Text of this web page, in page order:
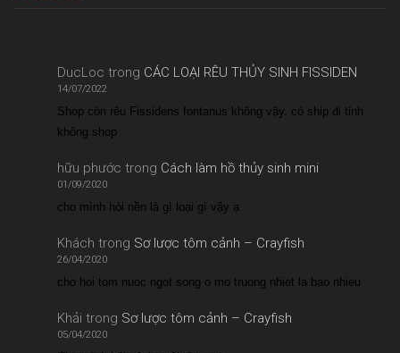
DucLoc trong CÁC LOẠI RÊU THỦY SINH FISSIDEN
14/07/2022
Shop còn rêu Fissidens fontanus không vậy. có ship đi tỉnh
không shop
hữu phước trong Cách làm hồ thủy sinh mini
01/09/2020
cho mình hỏi nền là gì loại gì vậy ạ
Khách trong Sơ lược tôm cảnh – Crayfish
26/04/2020
cho hoi tom nuoc ngot song o mo truong nhiet la bao nhieu
Khải trong Sơ lược tôm cảnh – Crayfish
05/04/2020